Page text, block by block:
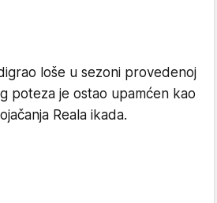
loše u sezoni provedenoj
poteza je ostao upamćen kao
Reala ikada.